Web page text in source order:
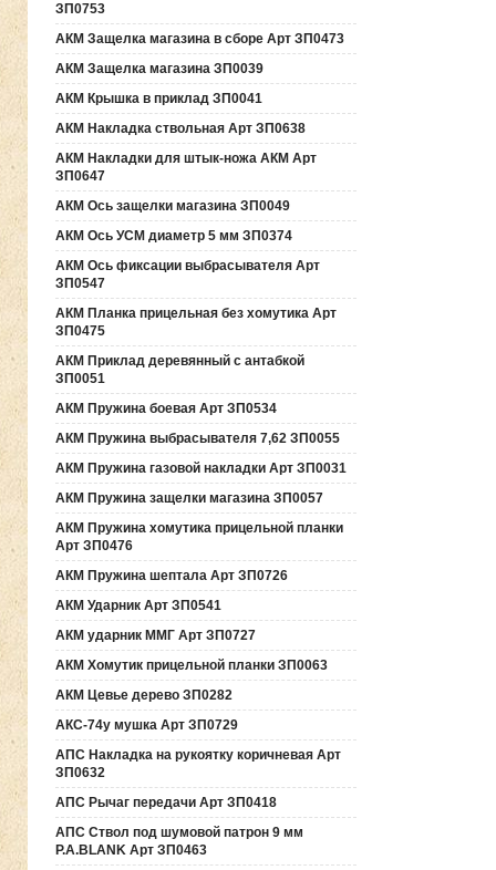
ЗП0753
АКМ Защелка магазина в сборе Арт ЗП0473
АКМ Защелка магазина ЗП0039
АКМ Крышка в приклад ЗП0041
АКМ Накладка ствольная Арт ЗП0638
АКМ Накладки для штык-ножа АКМ Арт
ЗП0647
АКМ Ось защелки магазина ЗП0049
АКМ Ось УСМ диаметр 5 мм ЗП0374
АКМ Ось фиксации выбрасывателя Арт
ЗП0547
АКМ Планка прицельная без хомутика Арт
ЗП0475
АКМ Приклад деревянный с антабкой
ЗП0051
АКМ Пружина боевая Арт ЗП0534
АКМ Пружина выбрасывателя 7,62 ЗП0055
АКМ Пружина газовой накладки Арт ЗП0031
АКМ Пружина защелки магазина ЗП0057
АКМ Пружина хомутика прицельной планки
Арт ЗП0476
АКМ Пружина шептала Арт ЗП0726
АКМ Ударник Арт ЗП0541
АКМ ударник ММГ Арт ЗП0727
АКМ Хомутик прицельной планки ЗП0063
АКМ Цевье дерево ЗП0282
АКС-74у мушка Арт ЗП0729
АПС Накладка на рукоятку коричневая Арт
ЗП0632
АПС Рычаг передачи Арт ЗП0418
АПС Ствол под шумовой патрон 9 мм
P.A.BLANK Арт ЗП0463